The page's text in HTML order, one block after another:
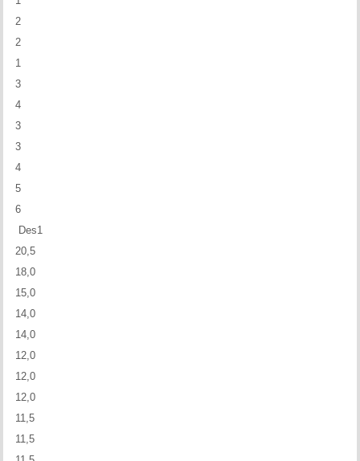
2
2
1
3
4
3
3
4
5
6
Des1
20,5
18,0
15,0
14,0
14,0
12,0
12,0
12,0
11,5
11,5